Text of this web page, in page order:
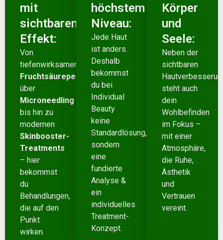
mit
sichtbarem
Effekt:
Von
tiefenwirksamen
Fruchtsäurepeelings
über
Microneedling
bis hin zu
modernen
Skinbooster-
Treatments
– hier
bekommst
du
Behandlungen,
die auf den
Punkt
wirken.
höchstem
Niveau:
Jede Haut
ist anders.
Deshalb
bekommst
du bei
Individual
Beauty
keine
Standardlösung,
sondern
eine
fundierte
Analyse &
ein
individuelles
Treatment-
Konzept.
Körper
und
Seele:
Neben der
sichtbaren
steht auch
dein
Wohlbefinden
im Fokus –
mit einer
Atmosphäre,
die Ruhe,
Ästhetik
und
Vertrauen
vereint.